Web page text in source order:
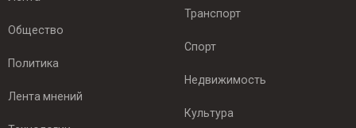
Общество
Политика
Лента мнений
Транспорт
Спорт
Недвижимость
Культура